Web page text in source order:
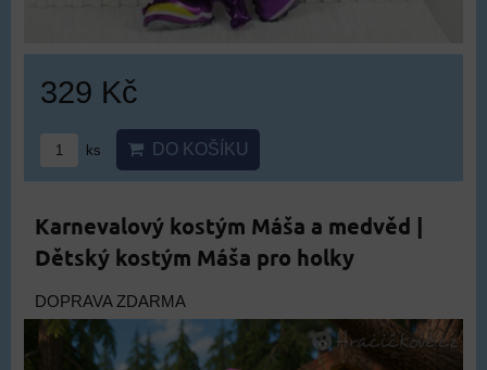
329 Kč
ks DO KOŠÍKU
Karnevalový kostým Máša a medvěd |
Dětský kostým Máša pro holky
DOPRAVA ZDARMA